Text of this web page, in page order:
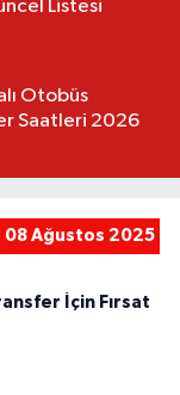
Listesi
Otobüs
Saatleri 2026
08 Ağustos 2025
İçin Fırsat